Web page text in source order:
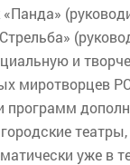
и
миротворцев
программ
уже в